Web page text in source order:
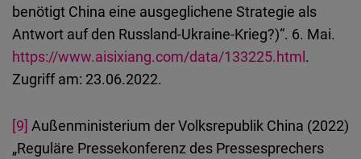
benötigt China eine ausgeglichene Strategie als
Antwort auf den Russland-Ukraine-Krieg?)“. 6. Mai.
https://www.aisixiang.com/data/133225.html.
Zugriff am: 23.06.2022.
[9] Außenministerium der Volksrepublik China (2022)
„Reguläre Pressekonferenz des Pressesprechers